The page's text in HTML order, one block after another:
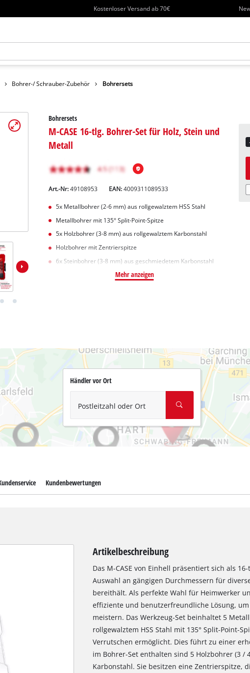
Kostenloser Versand ab 70€
Bohrer-/ Schrauber-Zubehör Bohrersets
Bohrersets
M-CASE 16-tlg. Bohrer-Set für Holz, Stein und
Metall
Art.-Nr:49108953 EAN:4009311089533
5x Metallbohrer (2-6 mm) aus rollgewalztem HSS Stahl
Metallbohrer mit 135° Split-Point-Spitze
5x Holzbohrer (3-8 mm) aus rollgewalztem Karbonstahl
Holzbohrer mit Zentrierspitze
6x Steinbohrer (3-8 mm) aus geschmiedetem Karbonstahl
Mehr anzeigen
Händler vor Ort
Postleitzahl oder Ort
Kundenbewertungen
Artikelbeschreibung
Das M-CASE von Einhell präsentiert sich als
Auswahl an gängigen Durchmessern für
bereithält. Als perfekte Wahl für Heimwerker
effiziente und benutzerfreundliche Lösung,
meistern. Das Werkzeug-Set beinhaltet 5
rollgewalztem HSS Stahl mit 135° Split-Point-
Verrutschen ermöglicht. Dies führt zu einer
im Bohrer-Set enthalten sind 5 Holzbohrer (3 /
Karbonstahl. Sie besitzen eine Zentrierspitze,